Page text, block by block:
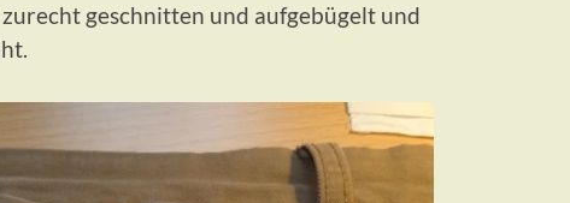
geschnitten und aufgebügelt und